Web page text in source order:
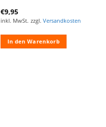
€9,95
inkl. MwSt. zzgl. Versandkosten
In den Warenkorb